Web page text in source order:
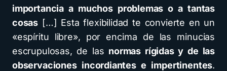
importancia a muchos problemas o a tantas
cosas […] Esta flexibilidad te convierte en un
«espíritu libre», por encima de las minucias
escrupulosas, de las normas rígidas y de las
observaciones incordiantes e impertinentes.